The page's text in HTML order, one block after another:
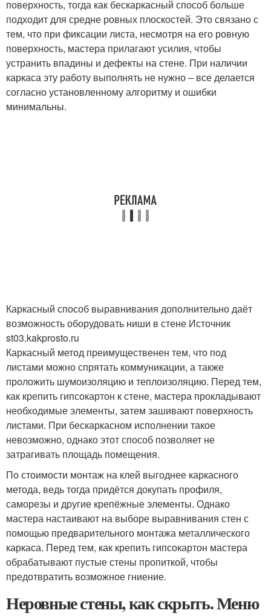
поверхность, тогда как бескаркасный способ больше
подходит для средне ровных плоскостей. Это связано с
тем, что при фиксации листа, несмотря на его ровную
поверхность, мастера прилагают усилия, чтобы
устранить впадины и дефекты на стене. При наличии
каркаса эту работу выполнять не нужно – все делается
согласно установленному алгоритму и ошибки
минимальны.
Каркасный способ выравнивания дополнительно даёт
возможность оборудовать ниши в стене Источник
st03.kakprosto.ru
Каркасный метод преимущественен тем, что под
листами можно спрятать коммуникации, а также
проложить шумоизоляцию и теплоизоляцию. Перед тем,
как крепить гипсокартон к стене, мастера прокладывают
необходимые элементы, затем зашивают поверхность
листами. При бескаркасном исполнении такое
невозможно, однако этот способ позволяет не
затрагивать площадь помещения.
По стоимости монтаж на клей выгоднее каркасного
метода, ведь тогда придётся докупать профиля,
саморезы и другие крепёжные элементы. Однако
мастера настаивают на выборе выравнивания стен с
помощью предварительного монтажа металлического
каркаса. Перед тем, как крепить гипсокартон мастера
обрабатывают пустые стены пропиткой, чтобы
предотвратить возможное гниение.
Неровные стены, как скрыть. Меню